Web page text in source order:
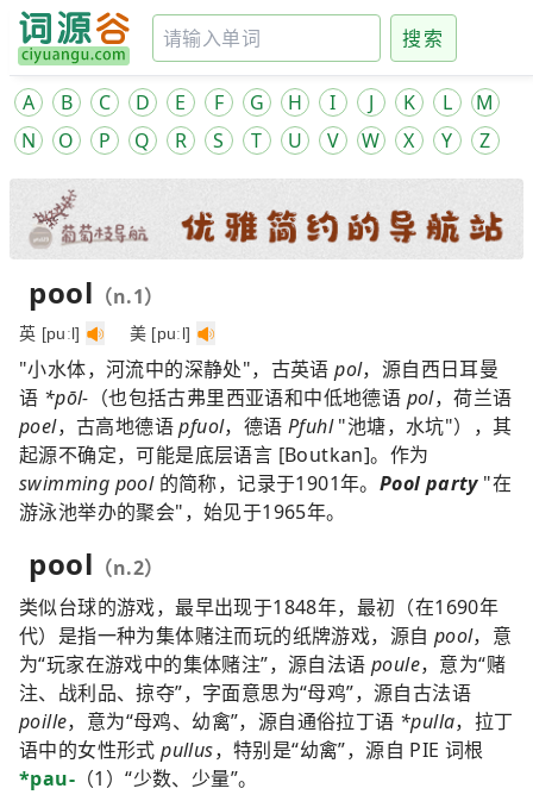
搜索
A B C D E F G H I J K L
M
N
O P Q R S T U V W X Y Z
pool （n.1）
英 [puːl] 美 [puːl]
"小水体，河流中的深静处"，古英语pol，源自西日耳曼
语 *pōl- （也包括古弗里西亚语和中低地德语 pol，荷兰语
poel，古高地德语pfuol，德语Pfuhl"池塘，水坑"），其
起源不确定，可能是底层语言 [Boutkan]。作为
swimming pool的简称，记录于1901年。 Pool party"在
游泳池举办的聚会"，始见于1965年。
pool （n.2）
类似台球的游戏，最早出现于1848年，最初（在1690年
代）是指一种为集体赌注而玩的纸牌游戏，源自 pool，意
为“玩家在游戏中的集体赌注”，源自法语 poule，意为“赌
注、战利品、掠夺”，字面意思为“母鸡”，源自古法语
poille，意为“母鸡、幼禽”，源自通俗拉丁语 *pulla，拉丁
语中的女性形式pullus，特别是“幼禽”，源自 PIE 词根
*pau- （1）“少数、少量”。